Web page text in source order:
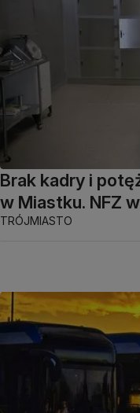
Brak kadry i
w Miastku. NFZ
TRÓJMIASTO